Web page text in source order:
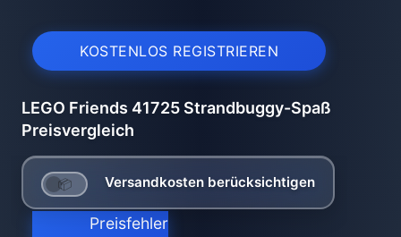
KOSTENLOS REGISTRIEREN
LEGO Friends 41725 Strandbuggy-Spaß
Preisvergleich
Versandkosten berücksichtigen
Preisfehler